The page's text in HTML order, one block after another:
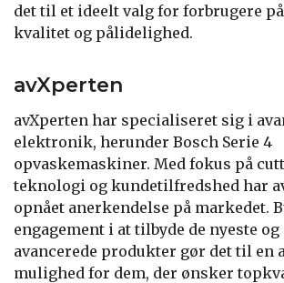
det til et ideelt valg for forbrugere
kvalitet og pålidelighed.
avXperten
avXperten har specialiseret sig i
elektronik, herunder Bosch Serie 4
opvaskemaskiner. Med fokus på
teknologi og kundetilfredshed har
opnået anerkendelse på markedet.
engagement i at tilbyde de nyeste og
avancerede produkter gør det til en
mulighed for dem, der ønsker